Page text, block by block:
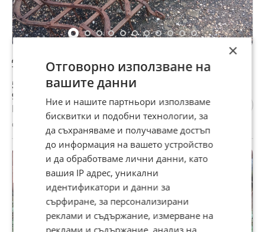
Друг вид Български резервни части и аксесоари за
трактори
51 €
99,75 лв
Не се начислява ДДС
с. Боровци, Монтана, 29 юли
×
Отговорно използване на
вашите данни
Ние и нашите партньори използваме
бисквитки и подобни технологии, за
да съхраняваме и получаваме достъп
до информация на вашето устройство
и да обработваме лични данни, като
вашия IP адрес, уникални
идентификатори и данни за
сърфиране, за персонализирани
реклами и съдържание, измерване на
реклами и съдържание, анализ на